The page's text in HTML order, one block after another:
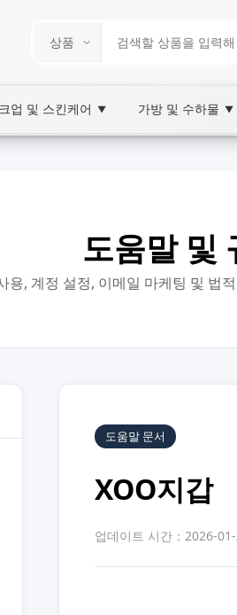
업 및 스킨케어 ▼ 가방 및 수하물 ▼
도움말 및
용, 계정 설정, 이메일 마케팅 및 법
도움말 문서
XOO지갑
업데이트 시간：2026-